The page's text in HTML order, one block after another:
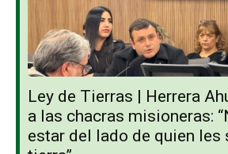
Ley de Tierras | Herrera
a las chacras misioneras:
estar del lado de quien les